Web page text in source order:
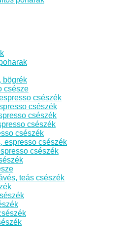
bögrék
csésze
csészék
csészék
csészék
csészék
csészék
espresso csészék
csészék
teás csészék